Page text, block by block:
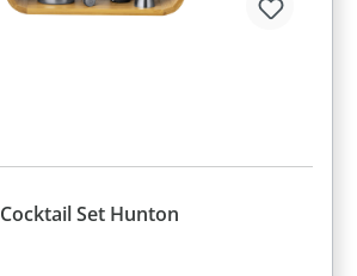
Cocktail Set Hunton